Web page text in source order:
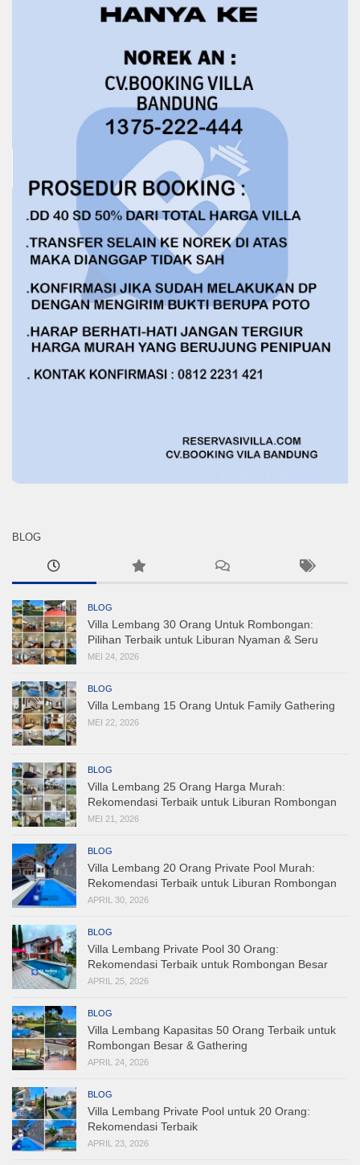
BLOG
BLOG
Villa Lembang 30 Orang Untuk Rombongan:
Pilihan Terbaik untuk Liburan Nyaman & Seru
MEI 24, 2026
BLOG
Villa Lembang 15 Orang Untuk Family Gathering
MEI 22, 2026
BLOG
Villa Lembang 25 Orang Harga Murah:
Rekomendasi Terbaik untuk Liburan Rombongan
MEI 21, 2026
BLOG
Villa Lembang 20 Orang Private Pool Murah:
Rekomendasi Terbaik untuk Liburan Rombongan
APRIL 30, 2026
BLOG
Villa Lembang Private Pool 30 Orang:
Rekomendasi Terbaik untuk Rombongan Besar
APRIL 25, 2026
BLOG
Villa Lembang Kapasitas 50 Orang Terbaik untuk
Rombongan Besar & Gathering
APRIL 24, 2026
BLOG
Villa Lembang Private Pool untuk 20 Orang:
Rekomendasi Terbaik
APRIL 23, 2026